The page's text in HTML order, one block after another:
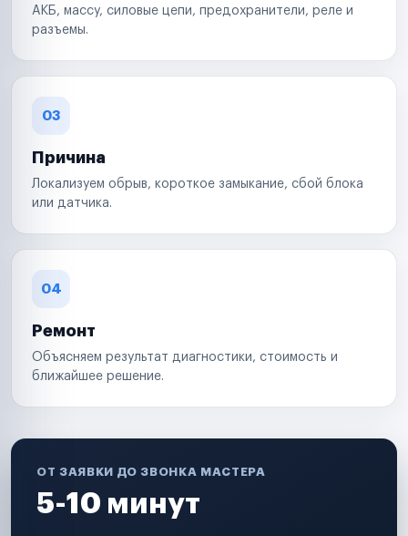
АКБ, массу, силовые цепи, предохранители, реле и
разъемы.
03
Причина
Локализуем обрыв, короткое замыкание, сбой блока
или датчика.
04
Ремонт
Объясняем результат диагностики, стоимость и
ближайшее решение.
ОТ ЗАЯВКИ ДО ЗВОНКА МАСТЕРА
5-10 минут